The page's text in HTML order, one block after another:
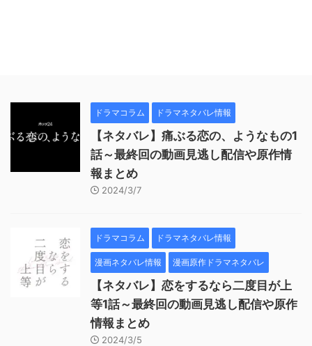
ドラマコラム ドラマネタバレ情報
【ネタバレ】痛ぶる恋の、ようなもの1
話～最終回の動画見逃し配信や原作情
報まとめ
2024/3/7
ドラマコラム ドラマネタバレ情報
漫画ネタバレ情報 漫画原作ドラマネタバレ
【ネタバレ】恋をするなら二度目が上
等1話～最終回の動画見逃し配信や原作
情報まとめ
2024/3/5